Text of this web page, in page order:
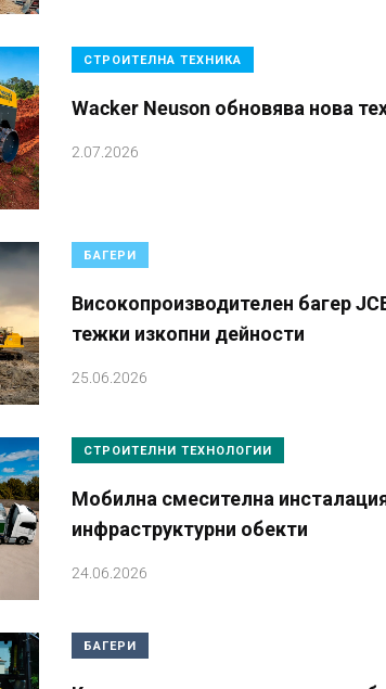
СТРОИТЕЛНА ТЕХНИКА
Wacker Neuson обновява нова
2.07.2026
БАГЕРИ
Високопроизводителен багер
тежки изкопни дейности
25.06.2026
СТРОИТЕЛНИ ТЕХНОЛОГИИ
Мобилна смесителна
инфраструктурни обекти
24.06.2026
БАГЕРИ